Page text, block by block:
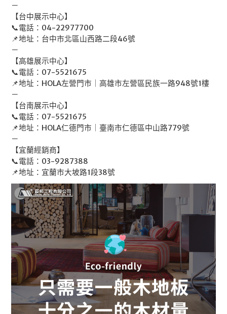
－
【台中展示中心】
📞電話：04-22977700
📌地址：台中市北區山西路二段46號
－
【高雄展示中心】
📞電話：07-5521675
📌地址：HOLA左營門市｜高雄市左營區民族一路948號1樓
－
【台南展示中心】
📞電話：07-5521675
📌地址：HOLA仁德門市｜臺南市仁德區中山路779號
－
【宜蘭經銷商】
📞電話：03-9287388
📌地址：宜蘭市大坡路1段38號